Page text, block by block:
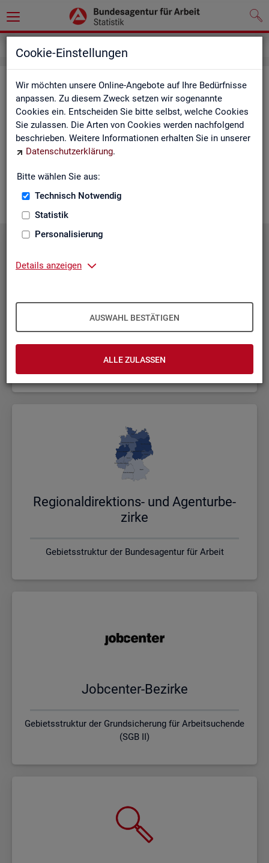
Cookie-Einstellungen
Wir möchten unsere Online-Angebote auf Ihre Bedürfnisse
anpassen. Zu diesem Zweck setzen wir sogenannte
Cookies ein. Entscheiden Sie bitte selbst, welche Cookies
Sie zulassen. Die Arten von Cookies werden nachfolgend
beschrieben. Weitere Informationen erhalten Sie in unserer
Datenschutzerklärung.
Bitte wählen Sie aus:
Technisch Notwendig
Statistik
Personalisierung
Details anzeigen
AUSWAHL BESTÄTIGEN
ALLE ZULASSEN
Sta­tis­ti­ken nach Re­gio­nen
Auf den fol­gen­den Sei­ten fin­den Sie Land­kar­ten und Ta­bel­len
mit den wich­tigs­ten ak­tu­el­len Eck­wer­ten zum Ar­beits- und
Aus­bil­dungs­markt. Über die Land­kar­ten ge­lan­gen Sie zu den
ent­spre­chen­den Zah­len für die von Ihnen ge­wünsch­te Re­gi­on.
grund-In­for­ma­tio­nen zu den re­gio­na­len Glie­de­run­gen zu­sam­
men­ge­stellt.
Bund, Län­der und Krei­se
Politische Gebietsstruktur
Re­gio­nal­di­rek­ti­ons- und Agen­tur­be­
zir­ke
Gebietsstruktur der Bundesagentur für Arbeit
Job­cen­ter-Be­zir­ke
Gebietsstruktur der Grundsicherung für Arbeitsuchende
(SGB II)